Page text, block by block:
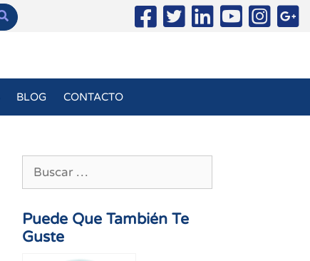
BLOG CONTACTO
Puede Que También Te
Guste